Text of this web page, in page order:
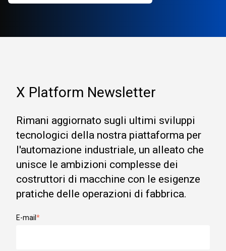
X Platform Newsletter
Rimani aggiornato sugli ultimi sviluppi
tecnologici della nostra piattaforma per
l'automazione industriale, un alleato che
unisce le ambizioni complesse dei
costruttori di macchine con le esigenze
pratiche delle operazioni di fabbrica.
E-mail *